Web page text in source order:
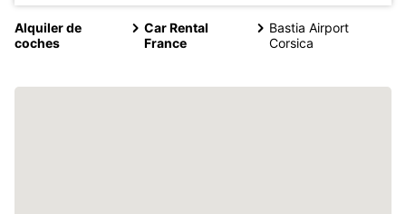
Alquiler de
coches
Car Rental
France
Bastia Airport
Corsica